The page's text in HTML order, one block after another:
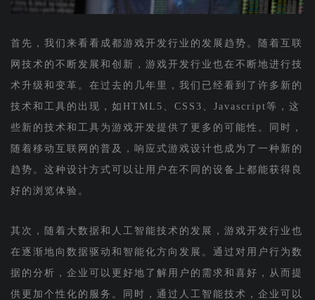
首先，我们来看看成都游戏开发行业的发展趋势。随着互联
网技术的不断发展和创新，游戏开发行业也在不断地进行技
术升级和变革。在过去的几年里，我们已经看到了许多新的
技术和工具的出现，如HTML5、CSS3、Javascript等，这
些新的技术和工具为游戏开发提供了更多的可能性。同时，
随着移动互联网的普及，响应式游戏设计也成为了一种新的
趋势。这种设计方式可以让用户在不同的设备上都能获得良
好的浏览体验。
其次，随着大数据和人工智能技术的发展，游戏开发行业也
在逐渐地向数据驱动和智能化方向发展。通过对用户行为数
据的分析，企业可以更好地了解用户的需求和喜好，从而提
供更加个性化的服务。同时，通过人工智能技术，企业可以